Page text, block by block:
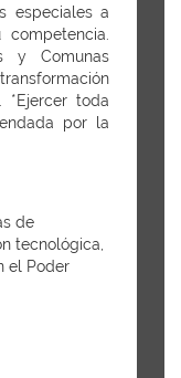
especiales a
y Comunas
*Ejercer toda
por la
de
tecnológica,
el Poder